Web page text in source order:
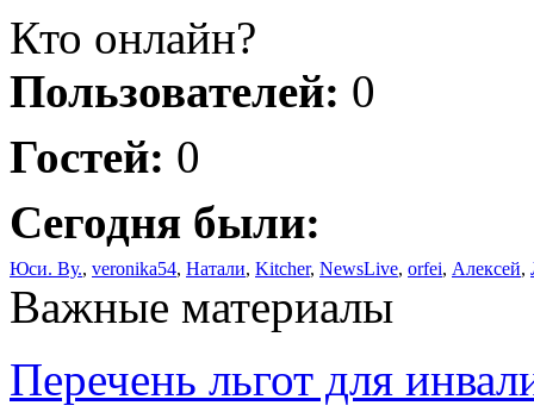
Кто онлайн?
Пользователей: 0
Гостей: 0
Сегодня были:
Юси. Ву., veronika54, Натали, Kitcher, NewsLive, orfei, Алексей,
Важные материалы
Перечень льгот для